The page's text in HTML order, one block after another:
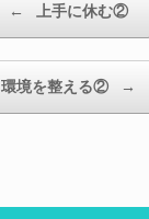
← 上手に休む②
環境を整える② →